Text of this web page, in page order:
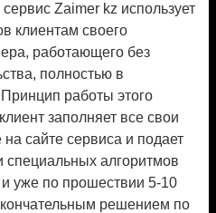
Zaimer kz использует
клиентам своего
работающего без
полностью в
работы этого
заполняет все свои
сайте сервиса и подает
специальных алгоритмов
уже по прошествии 5-10
решением по